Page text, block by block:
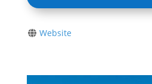
Website